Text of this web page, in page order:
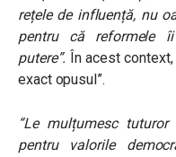
rețele de influență, nu
pentru că reformele
putere”. În acest context,
exact opusul”.
“Le mulțumesc
pentru valorile